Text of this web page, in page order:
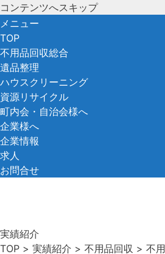
コンテンツへスキップ
メニュー
TOP
不用品回収総合
遺品整理
ハウスクリーニング
資源リサイクル
町内会・自治会様へ
企業様へ
企業情報
求人
お問合せ
実績紹介
TOP > 実績紹介 > 不用品回収 > 不